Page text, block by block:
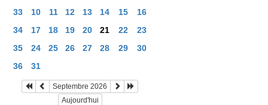
33
10 11 12 13 14 15
16
34
17 18 19 20 21 22
23
35
24 25 26 27 28 29
30
36
31
Septembre 2026
Aujourd'hui